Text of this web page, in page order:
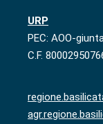
URP
PEC: AOO-
C.F.